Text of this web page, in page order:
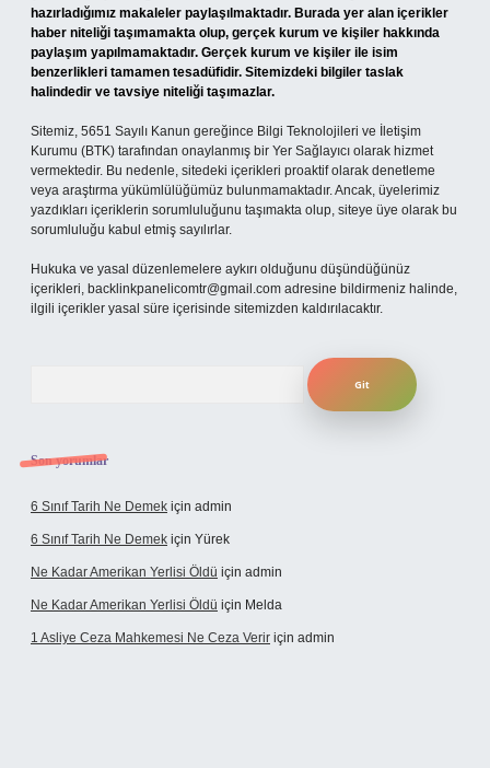
hazırladığımız makaleler paylaşılmaktadır. Burada yer alan içerikler
haber niteliği taşımamakta olup, gerçek kurum ve kişiler hakkında
paylaşım yapılmamaktadır. Gerçek kurum ve kişiler ile isim
benzerlikleri tamamen tesadüfidir. Sitemizdeki bilgiler taslak
halindedir ve tavsiye niteliği taşımazlar.
Sitemiz, 5651 Sayılı Kanun gereğince Bilgi Teknolojileri ve İletişim
Kurumu (BTK) tarafından onaylanmış bir Yer Sağlayıcı olarak hizmet
vermektedir. Bu nedenle, sitedeki içerikleri proaktif olarak denetleme
veya araştırma yükümlülüğümüz bulunmamaktadır. Ancak, üyelerimiz
yazdıkları içeriklerin sorumluluğunu taşımakta olup, siteye üye olarak bu
sorumluluğu kabul etmiş sayılırlar.
Hukuka ve yasal düzenlemelere aykırı olduğunu düşündüğünüz
içerikleri, backlinkpanelicomtr@gmail.com adresine bildirmeniz halinde,
ilgili içerikler yasal süre içerisinde sitemizden kaldırılacaktır.
Son yorumlar
6 Sınıf Tarih Ne Demek için admin
6 Sınıf Tarih Ne Demek için Yürek
Ne Kadar Amerikan Yerlisi Öldü için admin
Ne Kadar Amerikan Yerlisi Öldü için Melda
1 Asliye Ceza Mahkemesi Ne Ceza Verir için admin